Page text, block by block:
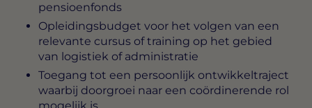
pensioenfonds
Opleidingsbudget voor het volgen van een
relevante cursus of training op het gebied
van logistiek of administratie
Toegang tot een persoonlijk ontwikkeltraject
waarbij doorgroei naar een coördinerende rol